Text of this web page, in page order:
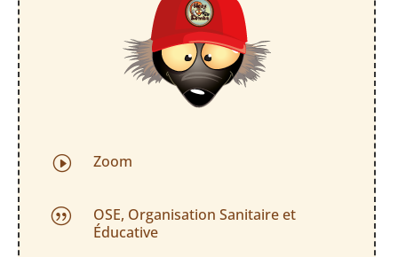
I Zoom
|
OSE, Organisation Sanitaire et
Éducative